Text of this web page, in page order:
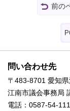
前の
問い合わせ先
〒483-8701 愛知
江南市議会事務局
電話：0587-54-